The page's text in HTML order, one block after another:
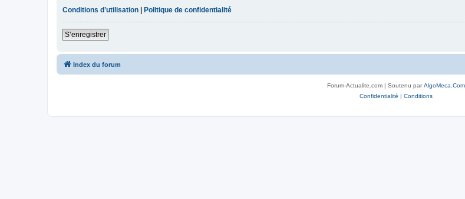
Conditions d’utilisation | Politique de confidentialité
S’enregistrer
Index du forum
Forum-Actualite.com | Soutenu parAlgoMeca.Com
Confidentialité | Conditions